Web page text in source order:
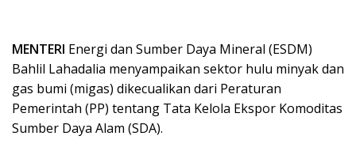
MENTERI Energi dan Sumber Daya Mineral (ESDM)
Bahlil Lahadalia menyampaikan sektor hulu minyak dan
gas bumi (migas) dikecualikan dari Peraturan
Pemerintah (PP) tentang Tata Kelola Ekspor Komoditas
Sumber Daya Alam (SDA).